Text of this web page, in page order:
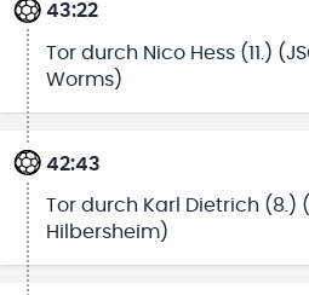
43:22
Tor durch Nico Hess (11.)
Worms)
42:43
Tor durch Karl Dietrich (8.)
Hilbersheim)